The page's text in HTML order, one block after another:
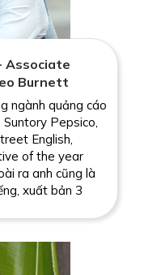
ngành quảng cáo
Pepsico,
English,
of the year
ra anh cũng là
xuất bản 3
Associate
Burnett